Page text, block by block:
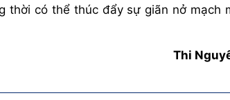
thời có thể thúc đẩy sự giãn nở mạch
Thi